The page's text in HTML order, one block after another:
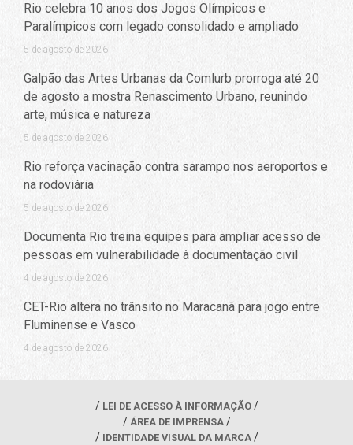
Rio celebra 10 anos dos Jogos Olímpicos e
Paralímpicos com legado consolidado e ampliado
5 de agosto de 2026
Galpão das Artes Urbanas da Comlurb prorroga até 20
de agosto a mostra Renascimento Urbano, reunindo
arte, música e natureza
5 de agosto de 2026
Rio reforça vacinação contra sarampo nos aeroportos e
na rodoviária
5 de agosto de 2026
Documenta Rio treina equipes para ampliar acesso de
pessoas em vulnerabilidade à documentação civil
4 de agosto de 2026
CET-Rio altera no trânsito no Maracanã para jogo entre
Fluminense e Vasco
4 de agosto de 2026
LEI DE ACESSO À INFORMAÇÃO
ÁREA DE IMPRENSA
IDENTIDADE VISUAL DA MARCA